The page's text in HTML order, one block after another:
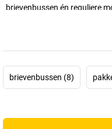
brievenbussen én reguliere
brievenbussen (8)